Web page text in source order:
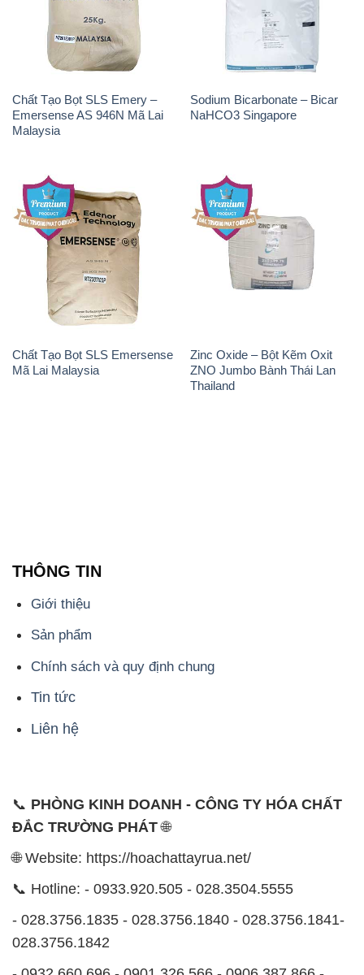
Emersense AS 946N Mã Lai
Malaysia
NaHCO3 Singapore
Chất Tạo Bọt SLS Emersense
Mã Lai Malaysia
Zinc Oxide – Bột Kẽm Oxit
ZNO Jumbo Bành Thái Lan
Thailand
Chính sách và quy định chung
Tin tức
Liên hệ
📞
PHÒNG KINH DOANH - CÔNG TY HÓA CHẤT
ĐẮC TRƯỜNG PHÁT
- 028.3756.1835 - 028.3756.1840 - 028.3756.1841-
0902.765.866
📧 Email: hoachat@dactruongphat.vn